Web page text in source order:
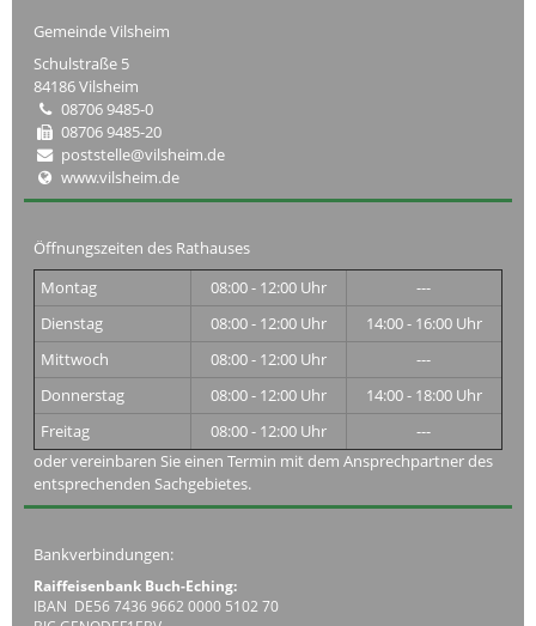
Gemeinde Vilsheim
Schulstraße 5
84186 Vilsheim
08706 9485-0
08706 9485-20
poststelle@vilsheim.de
www.vilsheim.de
Öffnungszeiten des Rathauses
Montag
08:00 - 12:00 Uhr
---
Dienstag
08:00 - 12:00 Uhr
14:00 - 16:00 Uhr
Mittwoch
08:00 - 12:00 Uhr
---
Donnerstag
08:00 - 12:00 Uhr
14:00 - 18:00 Uhr
Freitag
08:00 - 12:00 Uhr
---
oder vereinbaren Sie einen Termin mit dem Ansprechpartner des
entsprechenden Sachgebietes.
Bankverbindungen:
Raiffeisenbank Buch-Eching:
IBAN DE56 7436 9662 0000 5102 70